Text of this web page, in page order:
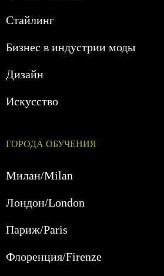
Стайлинг
Бизнес в индустрии моды
Дизайн
Искусство
ГОРОДА ОБУЧЕНИЯ
Милан/Milan
Лондон/London
Париж/Paris
Флоренция/Firenze